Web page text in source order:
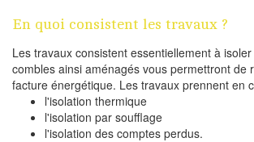
En quoi consistent les travaux ?
Les travaux consistent essentiellement à
combles ainsi aménagés vous permettront de
facture énergétique. Les travaux prennent en
l'isolation thermique
l'isolation par soufflage
l'isolation des comptes perdus.